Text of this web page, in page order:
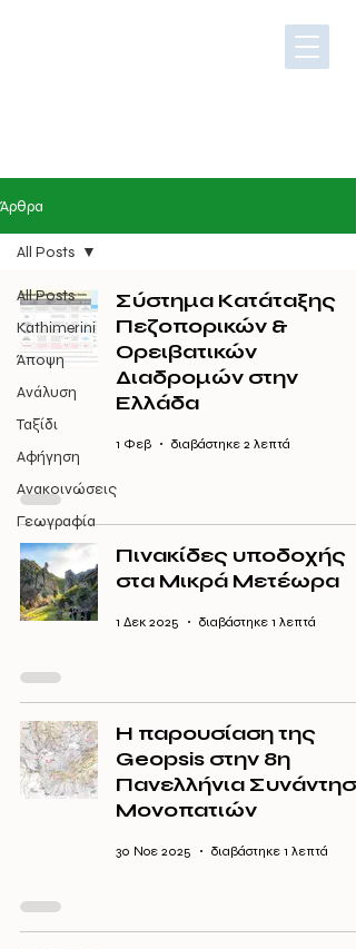
Άρθρα
All Posts
Kathimerini
Άποψη
Ανάλυση
Ταξίδι
Αφήγηση
Ανακοινώσεις
Γεωγραφία
All Posts
Σύστημα Κατάταξης
Πεζοπορικών &
Ορειβατικών
Διαδρομών στην
Ελλάδα
1 Φεβ διαβάστηκε 2 λεπτά
Πινακίδες υποδοχής
στα Μικρά Μετέωρα
1 Δεκ 2025 διαβάστηκε 1 λεπτά
Η παρουσίαση της
Geopsis στην 8η
Πανελλήνια Συνάντηση
Μονοπατιών
30 Νοε 2025 διαβάστηκε 1 λεπτά